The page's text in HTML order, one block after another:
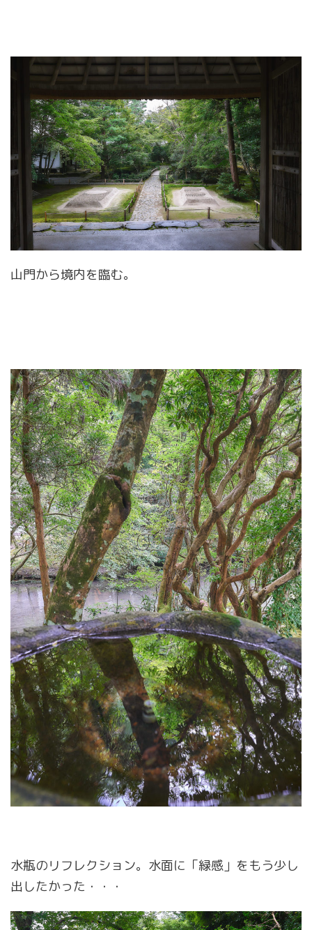
山門から境内を臨む。
水瓶のリフレクション。水面に「緑感」をもう少し
出したかった・・・